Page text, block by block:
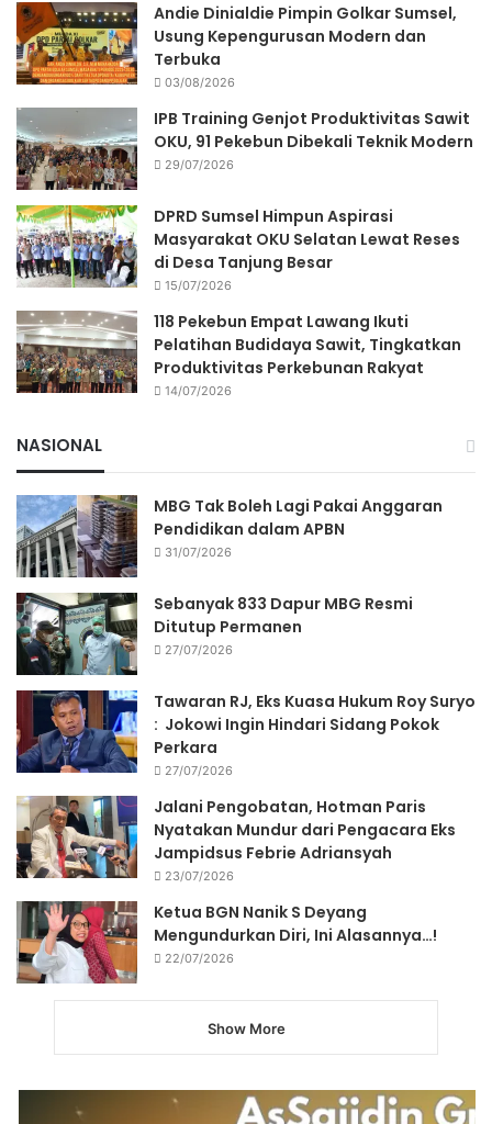
Andie Dinialdie Pimpin Golkar Sumsel,
Usung Kepengurusan Modern dan
Terbuka
03/08/2026
IPB Training Genjot Produktivitas Sawit
OKU, 91 Pekebun Dibekali Teknik Modern
29/07/2026
DPRD Sumsel Himpun Aspirasi
Masyarakat OKU Selatan Lewat Reses
di Desa Tanjung Besar
15/07/2026
118 Pekebun Empat Lawang Ikuti
Pelatihan Budidaya Sawit, Tingkatkan
Produktivitas Perkebunan Rakyat
14/07/2026
NASIONAL
MBG Tak Boleh Lagi Pakai Anggaran
Pendidikan dalam APBN
31/07/2026
Sebanyak 833 Dapur MBG Resmi
Ditutup Permanen
27/07/2026
Tawaran RJ, Eks Kuasa Hukum Roy Suryo
: Jokowi Ingin Hindari Sidang Pokok
Perkara
27/07/2026
Jalani Pengobatan, Hotman Paris
Nyatakan Mundur dari Pengacara Eks
Jampidsus Febrie Adriansyah
23/07/2026
Ketua BGN Nanik S Deyang
Mengundurkan Diri, Ini Alasannya…!
22/07/2026
Show More